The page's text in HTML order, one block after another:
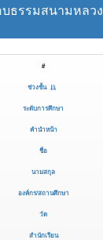
ธรรมสนามหลวง
#
ช่วงชั้น
ระดับการศึกษา
คำนำหน้า
ชื่อ
นามสกุล
องค์กร/สถานศึกษา
วัด
สำนักเรียน